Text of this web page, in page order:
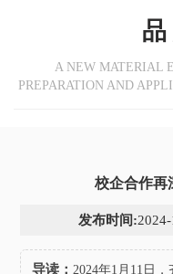
A NEW MATERIAL
PREPARATION AND
校企合作再
发布时间:
导读：2024年1月11日